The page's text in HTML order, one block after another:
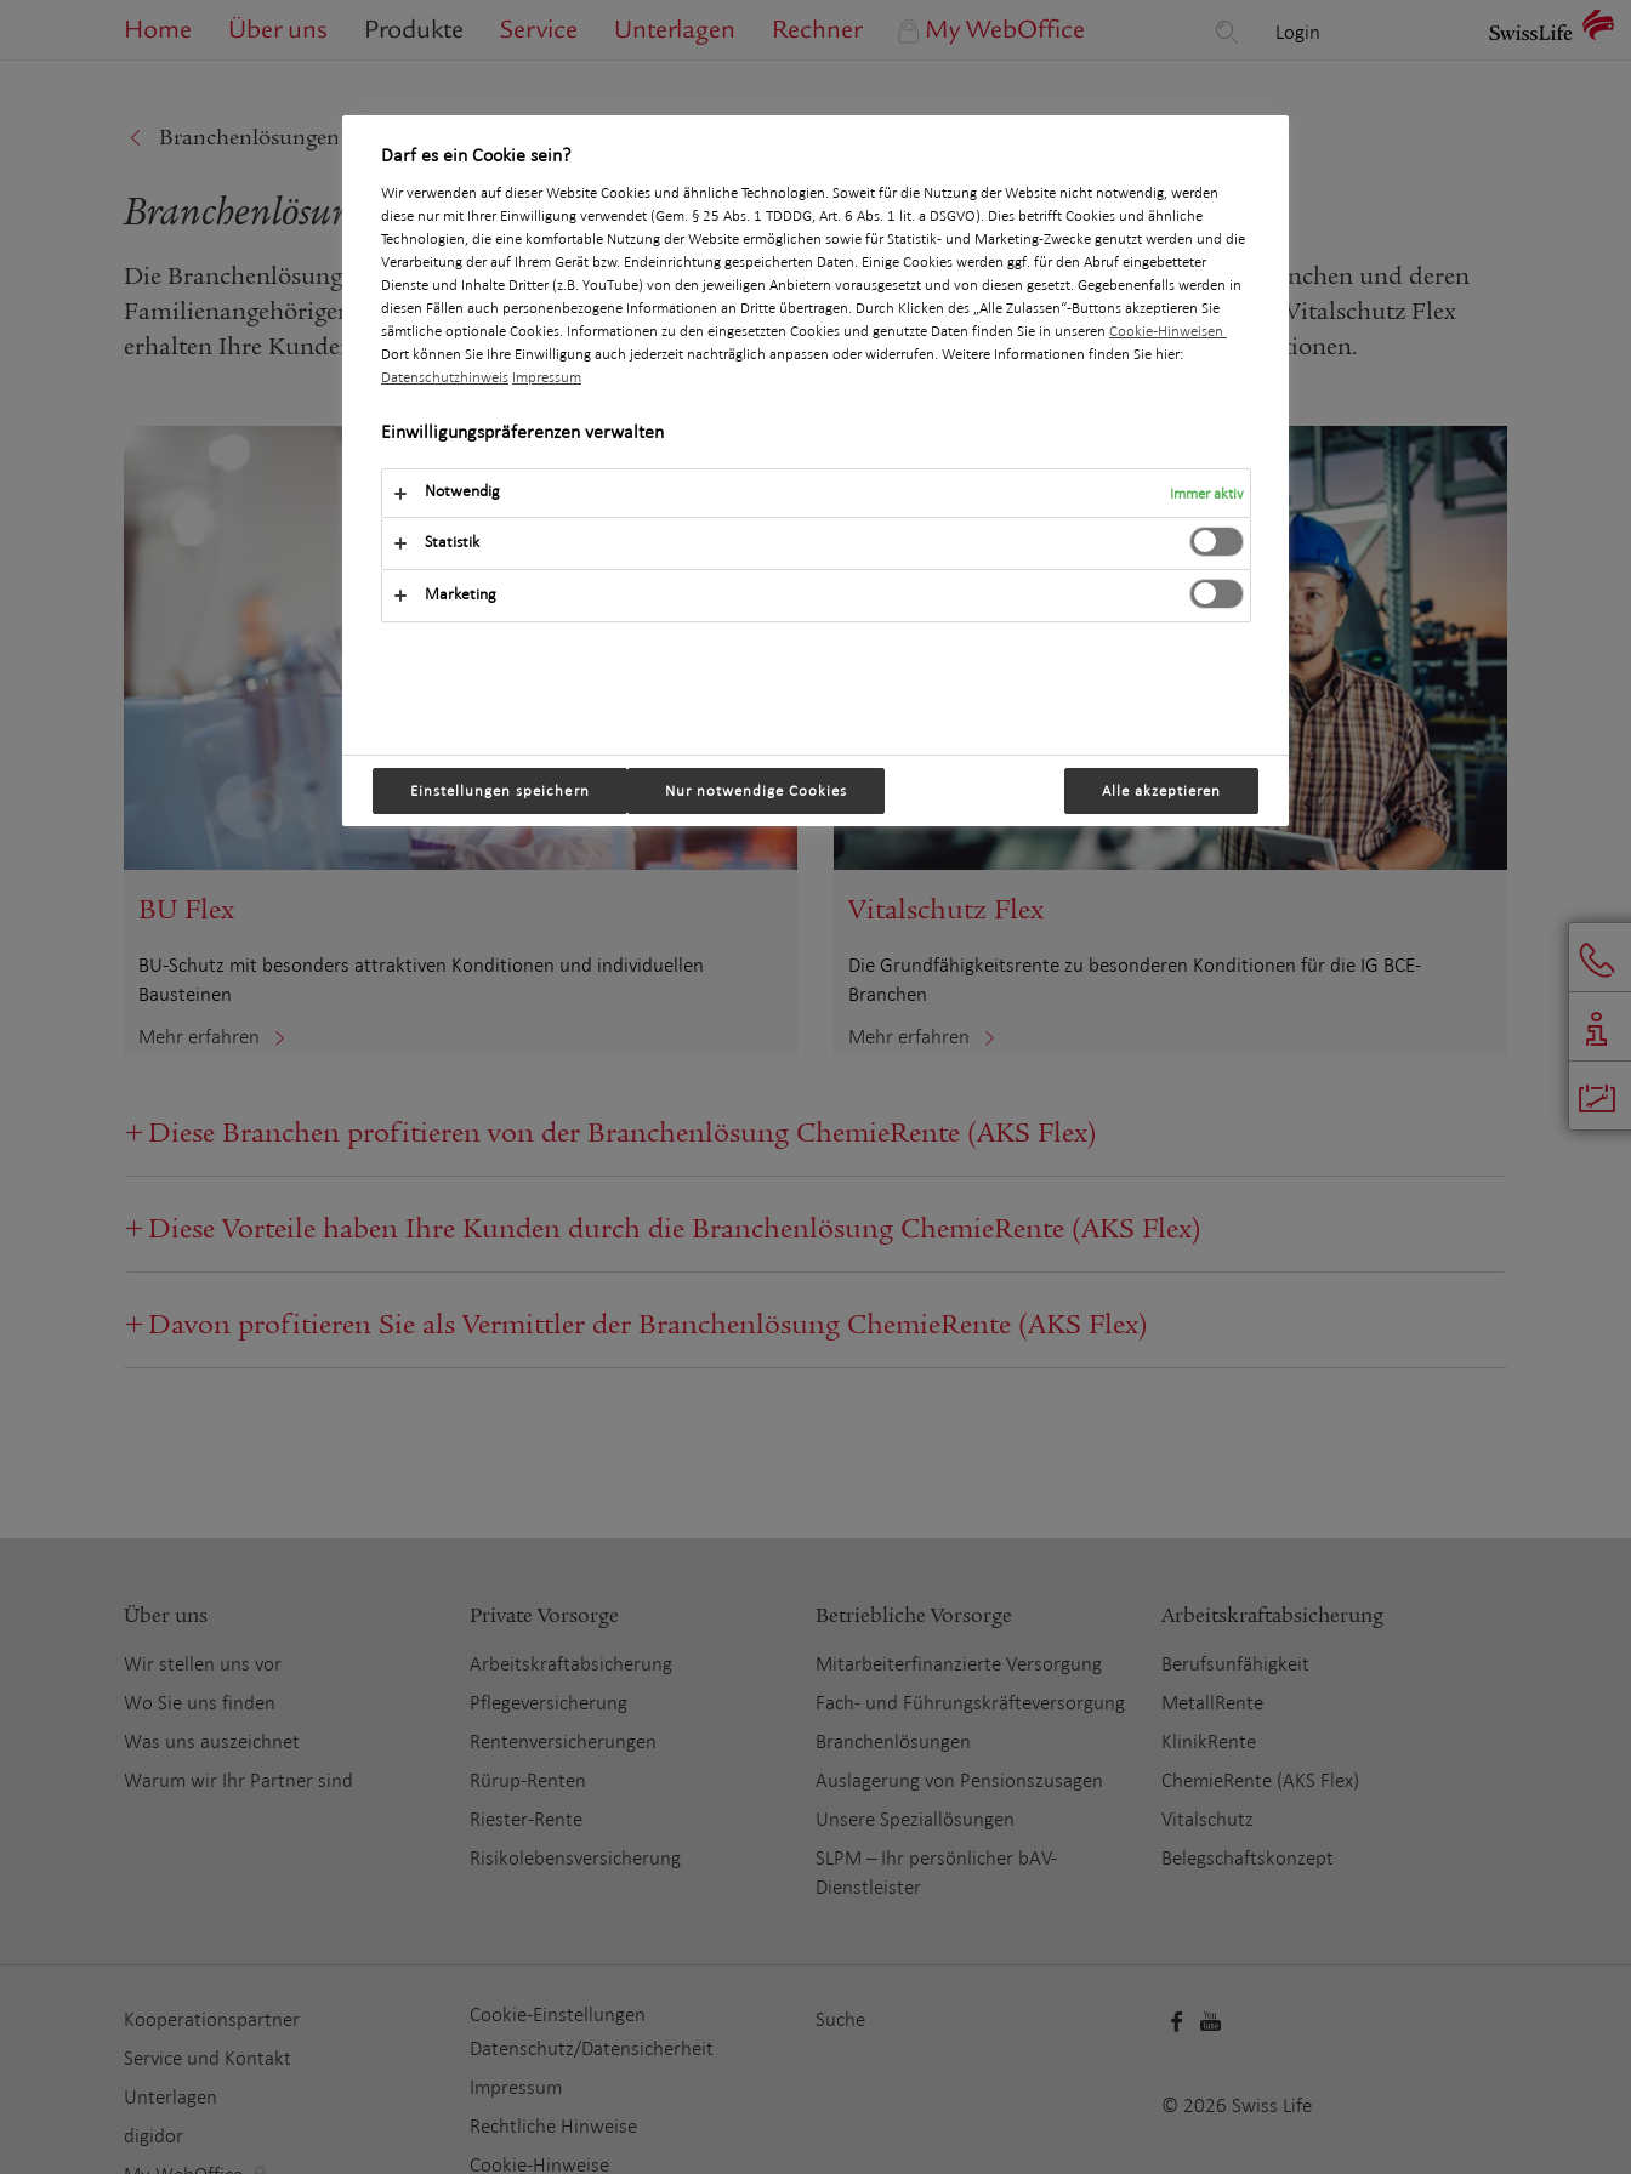
Home Über uns Produkte Service Unterlagen Rechner My WebOffice Login
Branchenlösungen
Branchenlösung ChemieRente (AKS Flex)
Die Branchenlösung ChemieRente (AKS Flex) bietet allen Beschäftigten der den IG BCE angeschlossenen Branchen und deren
Familienangehörigen maßgeschneiderte Vorsorgelösungen für den Verlust der Arbeitskraft. Mit BU Flex und Vitalschutz Flex
erhalten Ihre Kunden eine individuelle Berufs- bzw. eine Grundfähigkeitsversicherung zu Großkundenkonditionen.
BU Flex
BU-Schutz mit besonders attraktiven Konditionen und individuellen
Bausteinen
Mehr erfahren
Vitalschutz Flex
Die Grundfähigkeitsrente zu besonderen Konditionen für die IG BCE-
Branchen
Mehr erfahren
Diese Branchen profitieren von der Branchenlösung ChemieRente (AKS Flex)
Diese Vorteile haben Ihre Kunden durch die Branchenlösung ChemieRente (AKS Flex)
Davon profitieren Sie als Vermittler der Branchenlösung ChemieRente (AKS Flex)
Über uns
Wir stellen uns vor
Wo Sie uns finden
Was uns auszeichnet
Warum wir Ihr Partner sind
Private Vorsorge
Arbeitskraftabsicherung
Pflegeversicherung
Rentenversicherungen
Rürup-Renten
Riester-Rente
Risikolebensversicherung
Betriebliche Vorsorge
Mitarbeiterfinanzierte Versorgung
Fach- und Führungskräfteversorgung
Branchenlösungen
Auslagerung von Pensionszusagen
Unsere Speziallösungen
SLPM – Ihr persönlicher bAV-
Dienstleister
Arbeitskraftabsicherung
Berufsunfähigkeit
MetallRente
KlinikRente
ChemieRente (AKS Flex)
Vitalschutz
Belegschaftskonzept
Kooperationspartner
Service und Kontakt
Unterlagen
digidor
Cookie-Einstellungen
Datenschutz/Datensicherheit
Impressum
Rechtliche Hinweise
Cookie-Hinweise
Suche
© 2026 Swiss Life
Darf es ein Cookie sein?
Wir verwenden auf dieser Website Cookies und ähnliche Technologien. Soweit für die Nutzung der Website nicht notwendig, werden
diese nur mit Ihrer Einwilligung verwendet (Gem. § 25 Abs. 1 TDDDG, Art. 6 Abs. 1 lit. a DSGVO). Dies betrifft Cookies und ähnliche
Technologien, die eine komfortable Nutzung der Website ermöglichen sowie für Statistik- und Marketing-Zwecke genutzt werden und die
Verarbeitung der auf Ihrem Gerät bzw. Endeinrichtung gespeicherten Daten. Einige Cookies werden ggf. für den Abruf eingebetteter
Dienste und Inhalte Dritter (z.B. YouTube) von den jeweiligen Anbietern vorausgesetzt und von diesen gesetzt. Gegebenenfalls werden in
diesen Fällen auch personenbezogene Informationen an Dritte übertragen. Durch Klicken des „Alle Zulassen“-Buttons akzeptieren Sie
sämtliche optionale Cookies. Informationen zu den eingesetzten Cookies und genutzte Daten finden Sie in unseren Cookie-Hinweisen
Dort können Sie Ihre Einwilligung auch jederzeit nachträglich anpassen oder widerrufen. Weitere Informationen finden Sie hier:
Datenschutzhinweis Impressum
Einwilligungspräferenzen verwalten
Notwendig Immer aktiv
Statistik
Marketing
Einstellungen speichern Nur notwendige Cookies Alle akzeptieren